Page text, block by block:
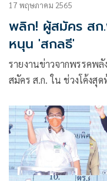
17 พฤษภาคม 2565
พลิก! ผู้สมัคร ส
หนุน 'สกลธี'
รายงานข่าวจากพรรคพลั
สมัคร ส.ก. ใน ช่วงโค้งสุ